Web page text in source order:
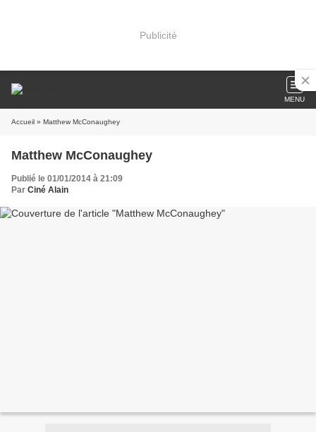
Publicité
MENU
Accueil » Matthew McConaughey
Matthew McConaughey
Publié le 01/01/2014 à 21:09
Par Ciné Alain